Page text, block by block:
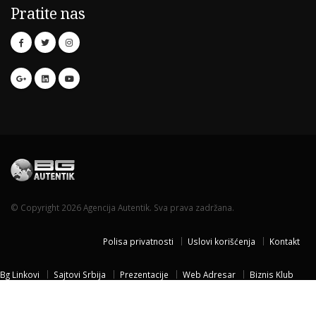
Pratite nas
© Copyright 2026 Agencija Autentik. Sva prava zadržana.
Polisa privatnosti Uslovi korišćenja Kontakt
Bg Linkovi Sajtovi Srbija Prezentacije Web Adresar
Biznis Klub